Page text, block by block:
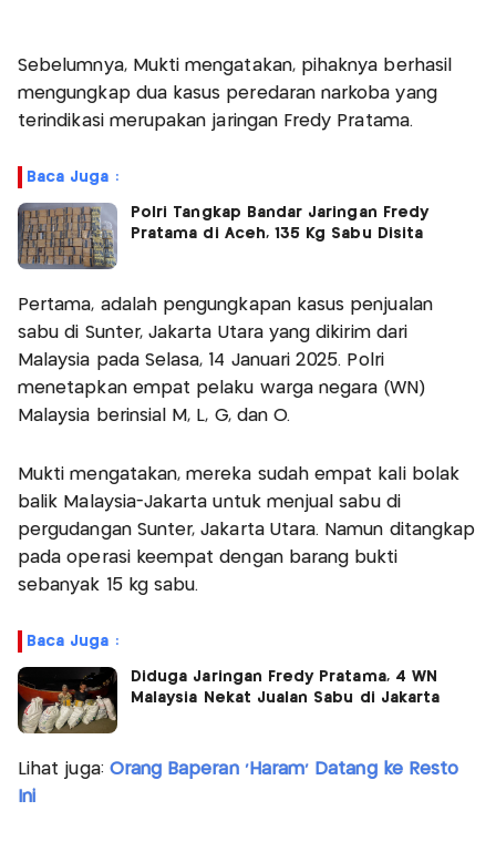
Sebelumnya, Mukti mengatakan, pihaknya berhasil
mengungkap dua kasus peredaran narkoba yang
terindikasi merupakan jaringan Fredy Pratama.
Baca Juga :
Polri Tangkap Bandar Jaringan Fredy
Pratama di Aceh, 135 Kg Sabu Disita
Pertama, adalah pengungkapan kasus penjualan
sabu di Sunter, Jakarta Utara yang dikirim dari
Malaysia pada Selasa, 14 Januari 2025. Polri
menetapkan empat pelaku warga negara (WN)
Malaysia berinsial M, L, G, dan O.
Mukti mengatakan, mereka sudah empat kali bolak
balik Malaysia-Jakarta untuk menjual sabu di
pergudangan Sunter, Jakarta Utara. Namun ditangkap
pada operasi keempat dengan barang bukti
sebanyak 15 kg sabu.
Baca Juga :
Diduga Jaringan Fredy Pratama, 4 WN
Malaysia Nekat Jualan Sabu di Jakarta
Lihat juga: Orang Baperan 'Haram' Datang ke Resto
Ini